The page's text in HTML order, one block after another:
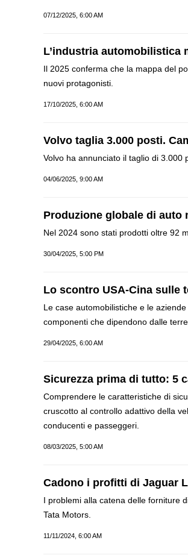
07/12/2025, 6:00 AM
L’industria automobilistica
Il 2025 conferma che la mappa del
nuovi protagonisti.
17/10/2025, 6:00 AM
Volvo taglia 3.000 posti.
Volvo ha annunciato il taglio di 3.000
04/06/2025, 9:00 AM
Produzione globale di auto
Nel 2024 sono stati prodotti oltre 92
30/04/2025, 5:00 PM
Lo scontro USA-Cina sulle
Le case automobilistiche e le
componenti che dipendono dalle
29/04/2025, 6:00 AM
Sicurezza prima di tutto: 5
Comprendere le caratteristiche di
cruscotto al controllo adattivo della
conducenti e passeggeri.
08/03/2025, 5:00 AM
Cadono i profitti di Jaguar
I problemi alla catena delle forniture
Tata Motors.
11/11/2024, 6:00 AM